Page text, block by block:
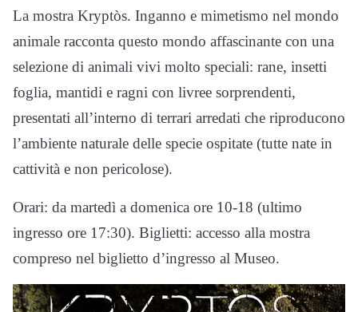
La mostra Kryptòs. Inganno e mimetismo nel mondo
animale racconta questo mondo affascinante con una
selezione di animali vivi molto speciali: rane, insetti
foglia, mantidi e ragni con livree sorprendenti,
presentati all’interno di terrari arredati che riproducono
l’ambiente naturale delle specie ospitate (tutte nate in
cattività e non pericolose).
Orari: da martedì a domenica ore 10-18 (ultimo
ingresso ore 17:30). Biglietti: accesso alla mostra
compreso nel biglietto d’ingresso al Museo.